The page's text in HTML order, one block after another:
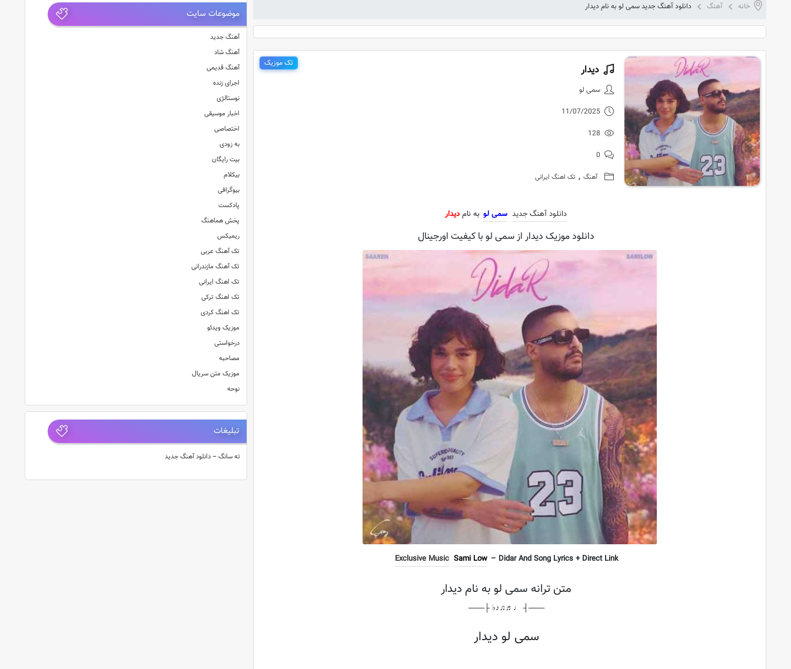
خانه آهنگ دانلود آهنگ جدید سمی لو به نام دیدار
دانلود آهنگ جدید سمی لو به نام دیدار
دیدار
سمی لو
11/07/2025
128
0
آهنگ , تک اهنگ ایرانی
تک موزیک
دانلود آهنگ جدید سمی لو به نامدیدار
دانلود موزیک دیدار از سمی لو با کیفیت اورجینال
Exclusive Music Sami Low – Didar And Song Lyrics + Direct Link
متن ترانه سمی لو به نام دیدار
───┤ ♩♬♫♪♭ ├───
سمی لو دیدار
موضوعات سایت
آهنگ جدید
آهنگ شاد
آهنگ قدیمی
اجرای زنده
نوستالژی
اخبار موسیقی
اختصاصی
به زودی
بیت رایگان
بیکلام
بیوگرافی
پادکست
پخش هماهنگ
ریمیکس
تک آهنگ عربی
تک آهنگ مازندرانی
تک اهنگ ایرانی
تک اهنگ ترکی
تک اهنگ کردی
موزیک ویدئو
درخواستی
مصاحبه
موزیک متن سریال
نوحه
تبلیغات
ته سانگ – دانلود آهنگ جدید